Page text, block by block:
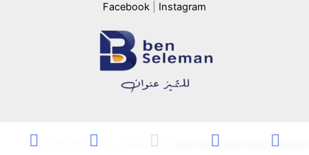
Facebook
Instagram
Copyright © 2026 | Powered by Ben Seleman Hypermarket